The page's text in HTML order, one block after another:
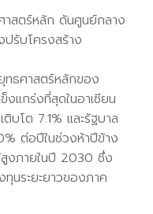
าสตร์หลัก ดันศูนย์กลาง
รับโครงสร้าง
ทธศาสตร์หลักของ
แกร่งที่สุดในอาเซียน
บโต 7.1% และรัฐบาล
ต่อปีในช่วงห้าปีข้าง
สูงภายในปี 2030 ซึ่ง
นระยะยาวของภาค